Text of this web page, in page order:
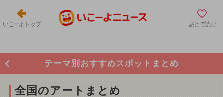
いこーよトップ あとで読む
テーマ別おすすめスポットまとめ
全国のアートまとめ